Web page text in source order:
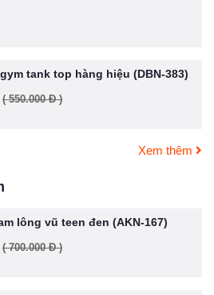
tank top hàng hiệu (DBN-383)
( 550.000 Đ )
Xem thêm
lông vũ teen đen (AKN-167)
( 700.000 Đ )